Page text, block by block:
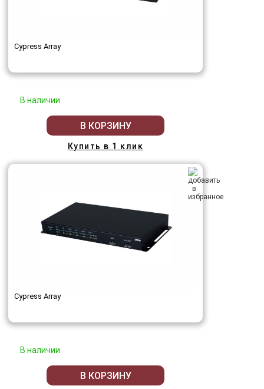
Cypress Array
В наличии
В КОРЗИНУ
Купить в 1 клик
Cypress Array
В наличии
В КОРЗИНУ